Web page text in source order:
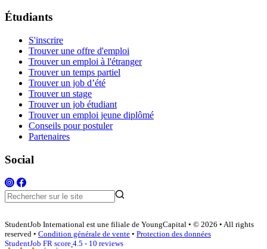
Étudiants
S'inscrire
Trouver une offre d'emploi
Trouver un emploi à l'étranger
Trouver un temps partiel
Trouver un job d’été
Trouver un stage
Trouver un job étudiant
Trouver un emploi jeune diplômé
Conseils pour postuler
Partenaires
Social
StudentJob International est une filiale de YoungCapital • © 2026 • All rights
reserved • Condition générale de vente • Protection des données
StudentJob FR score 4.5 - 10 reviews